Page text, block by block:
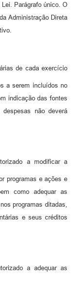
Parágrafo único. O
Administração Direta
de cada exercício
a serem incluídos no
indicação das fontes
não deverá
a modificar a
programas e ações e
como adequar as
programas ditadas,
e seus créditos
a adequar as